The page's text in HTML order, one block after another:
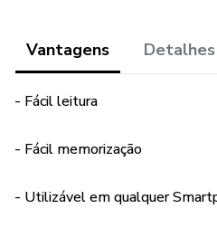
Vantagens Detalhes
- Fácil leitura
- Fácil memorização
- Utilizável em qualquer